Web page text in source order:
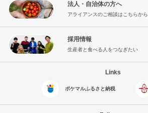
法人・自治体の方へ
アライアンスのご相談はこちらから
採用情報
生産者と食べる人をつなぎたい
Links
ポケマルふるさと納税